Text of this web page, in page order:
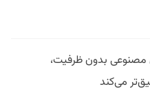
بدون ظرفیت،
می‌کند